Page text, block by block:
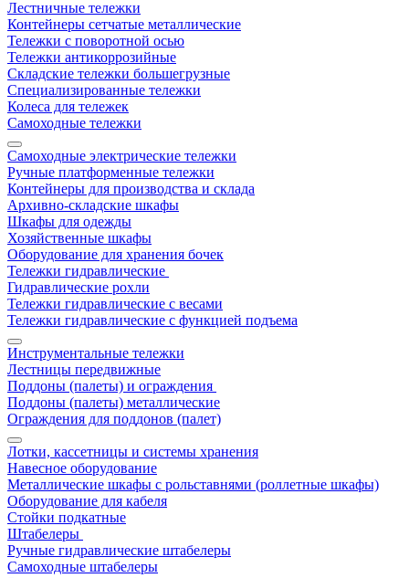
Лестничные тележки
Контейнеры сетчатые металлические
Тележки с поворотной осью
Тележки антикоррозийные
Складские тележки большегрузные
Специализированные тележки
Колеса для тележек
Самоходные тележки
Самоходные электрические тележки
Ручные платформенные тележки
Контейнеры для производства и склада
Архивно-складские шкафы
Шкафы для одежды
Хозяйственные шкафы
Оборудование для хранения бочек
Тележки гидравлические
Гидравлические рохли
Тележки гидравлические с весами
Тележки гидравлические с функцией подъема
Инструментальные тележки
Лестницы передвижные
Поддоны (палеты) и ограждения
Поддоны (палеты) металлические
Ограждения для поддонов (палет)
Лотки, кассетницы и системы хранения
Навесное оборудование
Металлические шкафы с рольставнями (роллетные шкафы)
Оборудование для кабеля
Стойки подкатные
Штабелеры
Ручные гидравлические штабелеры
Самоходные штабелеры